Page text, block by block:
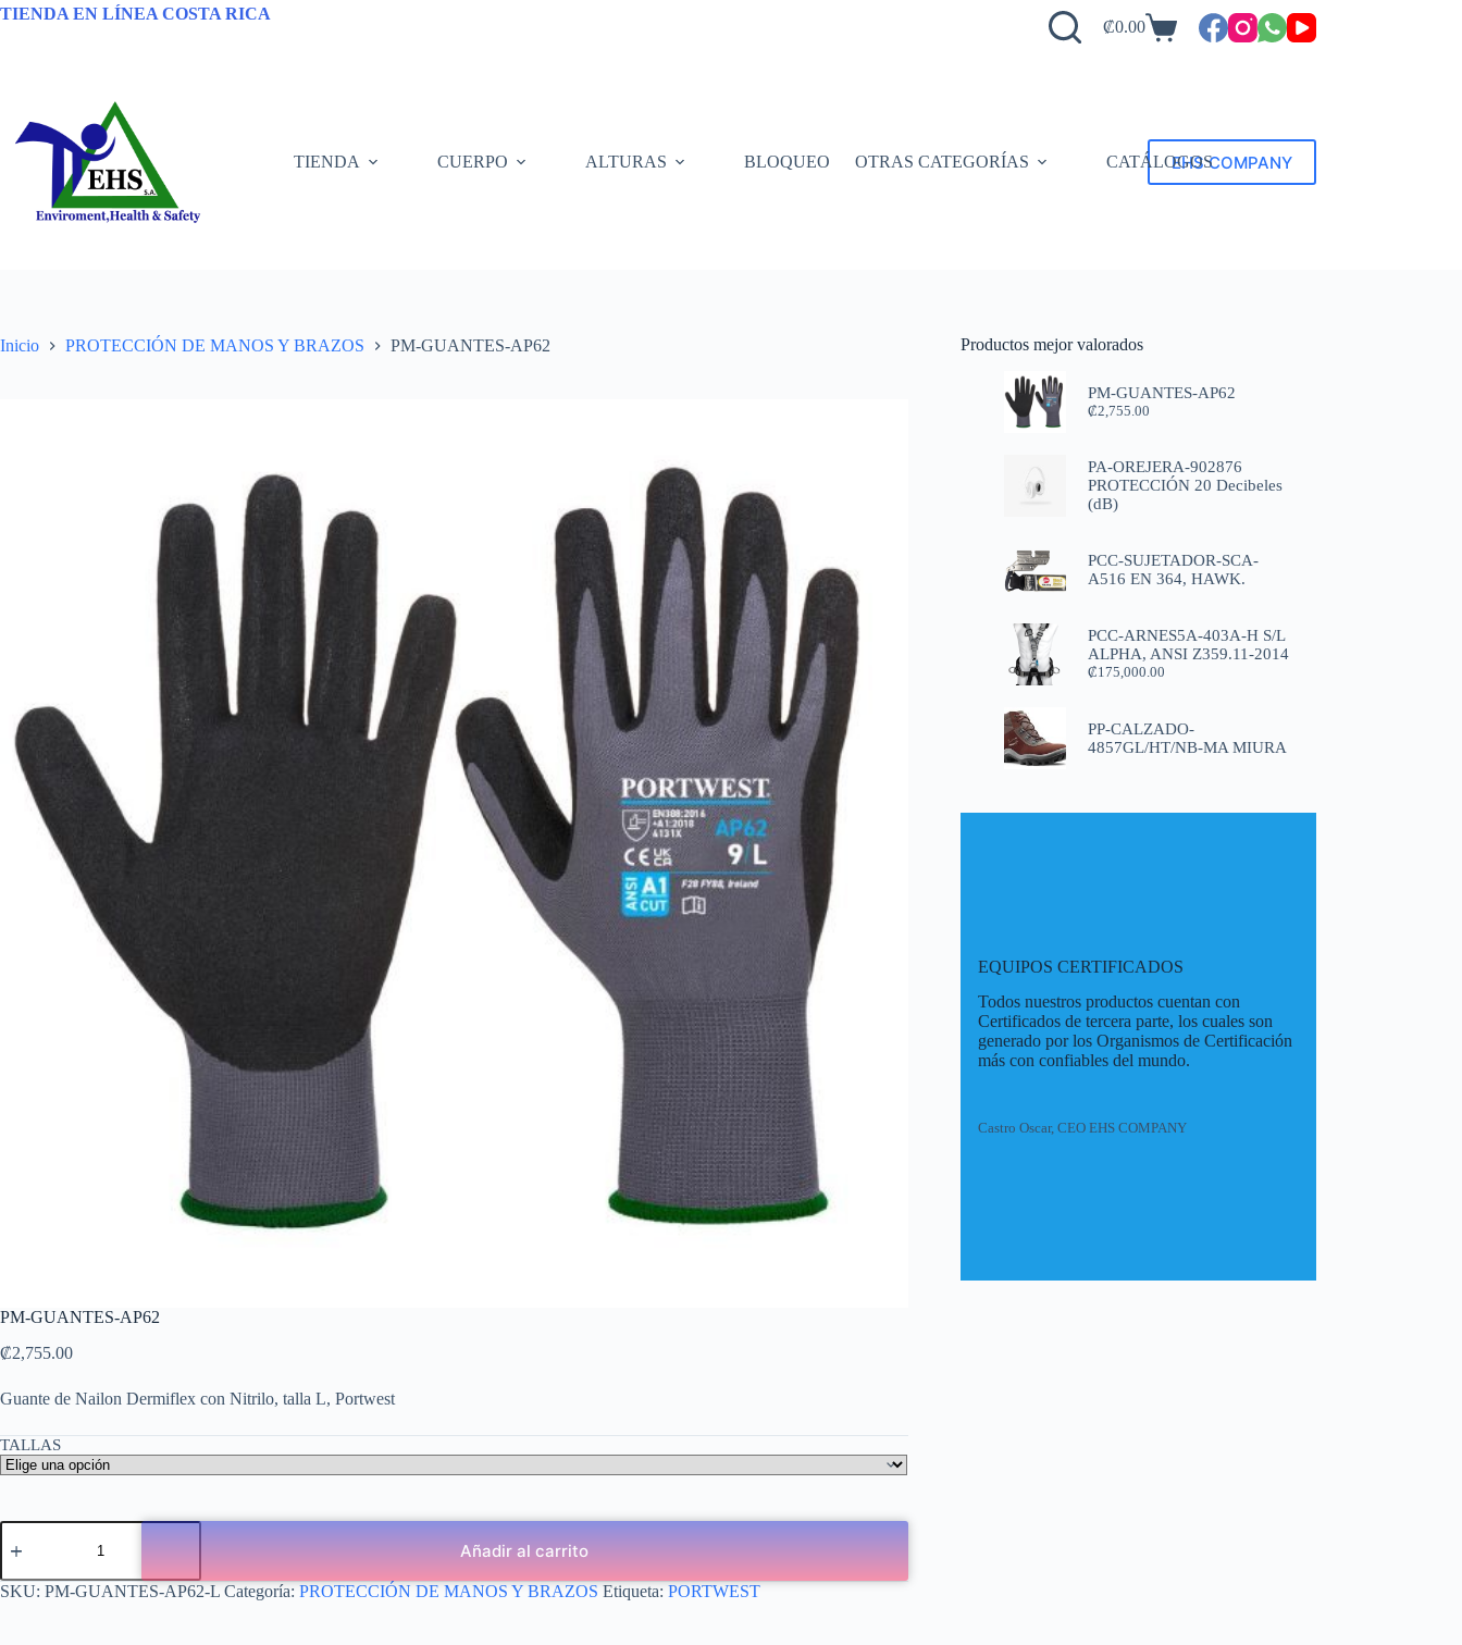
TIENDA EN LÍNEA COSTA RICA
₡0.00
TIENDA CUERPO ALTURAS BLOQUEO OTRAS CATEGORÍAS CATÁLOGOSEHS COMPANY
Inicio PROTECCIÓN DE MANOS Y BRAZOS PM-GUANTES-AP62
PM-GUANTES-AP62
₡2,755.00
Guante de Nailon Dermiflex con Nitrilo, talla L, Portwest
TALLAS
Añadir al carrito
SKU: PM-GUANTES-AP62-L Categoría: PROTECCIÓN DE MANOS Y BRAZOS Etiqueta: PORTWEST
Productos mejor valorados
PM-GUANTES-AP62
₡2,755.00
PA-OREJERA-902876
PROTECCIÓN 20 Decibeles
(dB)
PCC-SUJETADOR-SCA-
A516 EN 364, HAWK.
PCC-ARNES5A-403A-H S/L
ALPHA, ANSI Z359.11-2014
₡175,000.00
PP-CALZADO-
4857GL/HT/NB-MA MIURA
EQUIPOS CERTIFICADOS
Todos nuestros productos cuentan con
Certificados de tercera parte, los cuales son
generado por los Organismos de Certificación
más con confiables del mundo.
Castro Oscar, CEO EHS COMPANY